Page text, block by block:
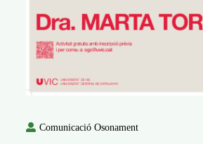
Comunicació Osonament